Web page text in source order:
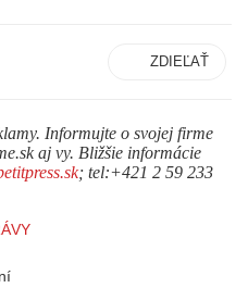
ZDIEĽAŤ
Informujte o svojej firme
aj vy. Bližšie informácie
; tel:+421 2 59 233